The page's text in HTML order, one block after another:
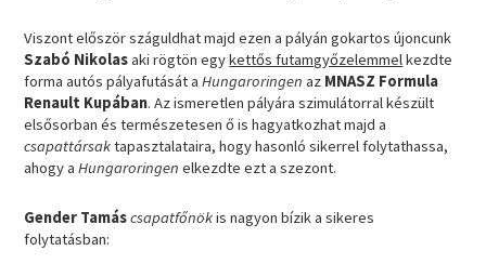
Viszont először száguldhat majd ezen a pályán gokartos újoncunk
Szabó Nikolasaki rögtön egykettős futamgyőzelemmelkezdte
forma autós pályafutását aHungaroringen az MNASZ Formula
Renault Kupában. Az ismeretlen pályára szimulátorral készült
elsősorban és természetesen ő is hagyatkozhat majd a
csapattársaktapasztalataira, hogy hasonló sikerrel folytathassa,
ahogy aHungaroringen elkezdte ezt a szezont.
Gender Tamáscsapatfőnökis nagyon bízik a sikeres
folytatásban: